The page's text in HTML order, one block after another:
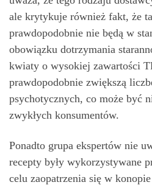
ale krytykuje również fakt, że
prawdopodobnie nie będą w
obowiązku dotrzymania
kwiaty o wysokiej zawartości
prawdopodobnie zwiększą
psychotycznych, co może być
zwykłych konsumentów.
Ponadto grupa ekspertów nie
recepty były wykorzystywane
celu zaopatrzenia się w